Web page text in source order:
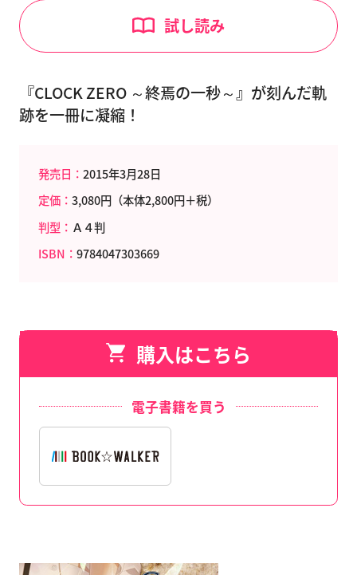
試し読み
『CLOCK ZERO ～終焉の一秒～』が刻んだ軌
跡を一冊に凝縮！
発売日： 2015年3月28日
定価： 3,080円（本体2,800円＋税）
判型： Ａ４判
ISBN： 9784047303669
購入はこちら
電子書籍を買う